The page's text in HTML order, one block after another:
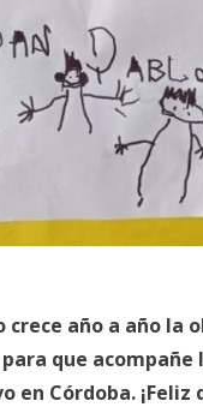
crece año a año la
que acompañe
en Córdoba. ¡Feliz